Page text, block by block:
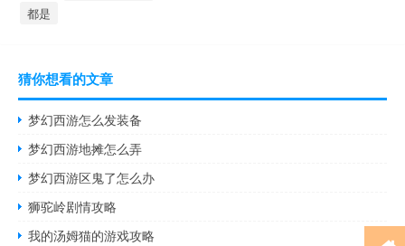
都是
猜你想看的文章
梦幻西游怎么发装备
梦幻西游地摊怎么弄
梦幻西游区鬼了怎么办
狮驼岭剧情攻略
我的汤姆猫的游戏攻略